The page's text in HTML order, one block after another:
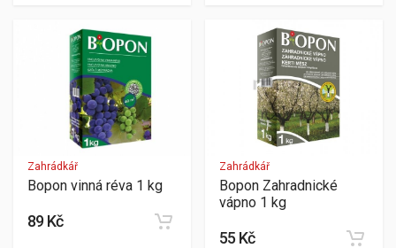
Zahrádkář
Bopon vinná réva 1 kg
89 Kč
Zahrádkář
Bopon Zahradnické
vápno 1 kg
55 Kč